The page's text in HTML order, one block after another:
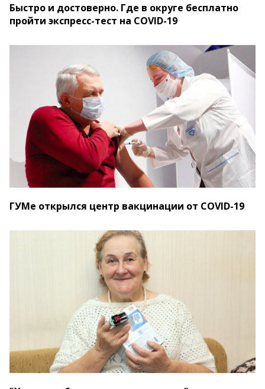
Быстро и достоверно. Где в округе бесплатно
пройти экспресс-тест на COVID-19
ГУМе открылся центр вакцинации от COVID-19